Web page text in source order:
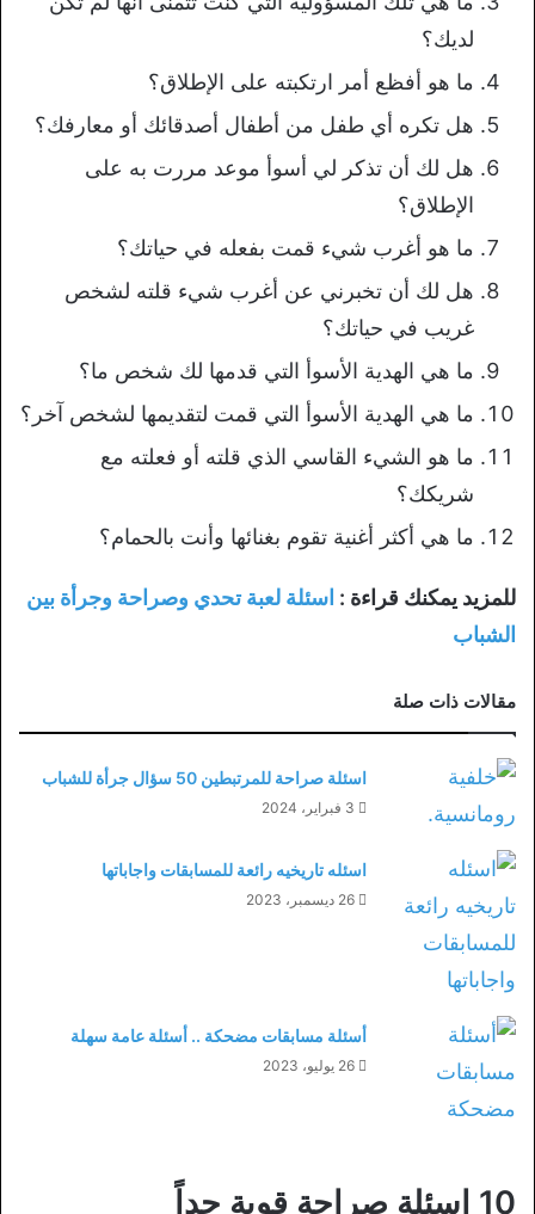
لديك؟
ما هو أفظع أمر ارتكبته على الإطلاق؟
هل تكره أي طفل من أطفال أصدقائك أو معارفك؟
هل لك أن تذكر لي أسوأ موعد مررت به على
الإطلاق؟
ما هو أغرب شيء قمت بفعله في حياتك؟
هل لك أن تخبرني عن أغرب شيء قلته لشخص
غريب في حياتك؟
ما هي الهدية الأسوأ التي قدمها لك شخص ما؟
ما هي الهدية الأسوأ التي قمت لتقديمها لشخص آخر؟
ما هو الشيء القاسي الذي قلته أو فعلته مع
شريكك؟
ما هي أكثر أغنية تقوم بغنائها وأنت بالحمام؟
للمزيد يمكنك قراءة : اسئلة لعبة تحدي وصراحة وجرأة بين
الشباب
مقالات ذات صلة
اسئلة صراحة للمرتبطين 50 سؤال جرأة للشباب
3 فبراير، 2024
اسئله تاريخيه رائعة للمسابقات واجاباتها
26 ديسمبر، 2023
أسئلة مسابقات مضحكة .. أسئلة عامة سهلة
26 يوليو، 2023
10 اسئلة صراحة قوية جداً